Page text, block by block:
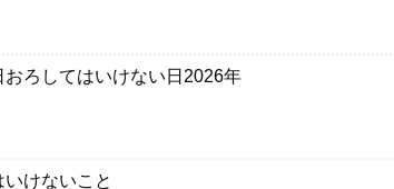
ろしてはいけない日2026年
けないこと